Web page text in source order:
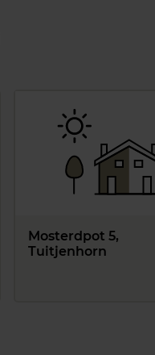
Mosterdpot 5,
Tuitjenhorn